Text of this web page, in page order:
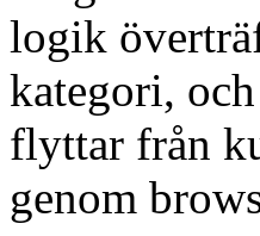
logik
kategori,
flyttar från
genom